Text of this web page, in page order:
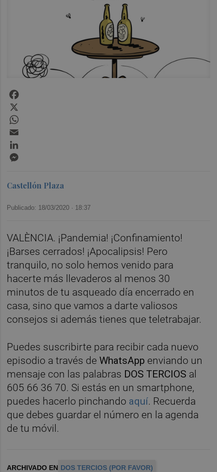
Castellón Plaza
Publicado: 18/03/2020 · 18:37
VALÈNCIA. ¡Pandemia! ¡Confinamiento!
¡Barses cerrados! ¡Apocalipsis! Pero
tranquilo, no solo hemos venido para
hacerte más llevaderos al menos 30
minutos de tu asqueado día encerrado en
casa, sino que vamos a darte valiosos
consejos si además tienes que teletrabajar.
Puedes suscribirte para recibir cada nuevo
episodio a través de WhatsApp enviando un
mensaje con las palabras DOS TERCIOS al
605 66 36 70. Si estás en un smartphone,
puedes hacerlo pinchando aquí. Recuerda
que debes guardar el número en la agenda
de tu móvil.
ARCHIVADO EN DOS TERCIOS (POR FAVOR)